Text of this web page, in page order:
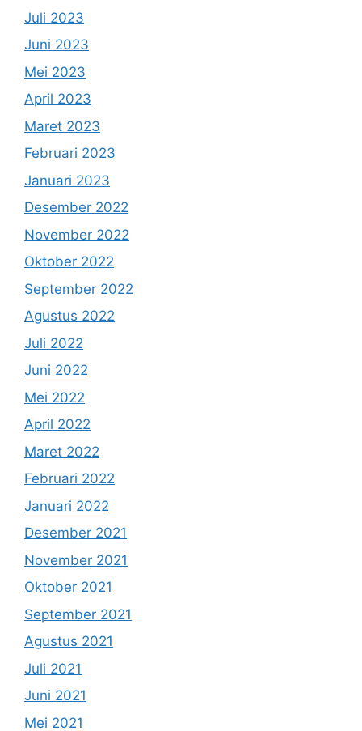
Juli 2023
Juni 2023
Mei 2023
April 2023
Maret 2023
Februari 2023
Januari 2023
Desember 2022
November 2022
Oktober 2022
September 2022
Agustus 2022
Juli 2022
Juni 2022
Mei 2022
April 2022
Maret 2022
Februari 2022
Januari 2022
Desember 2021
November 2021
Oktober 2021
September 2021
Agustus 2021
Juli 2021
Juni 2021
Mei 2021